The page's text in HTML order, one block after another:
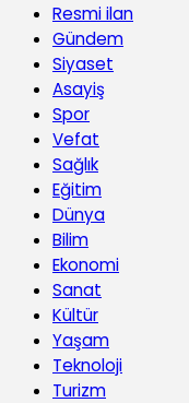
Resmi ilan
Gündem
Siyaset
Asayiş
Spor
Vefat
Sağlık
Eğitim
Dünya
Bilim
Ekonomi
Sanat
Kültür
Yaşam
Teknoloji
Turizm